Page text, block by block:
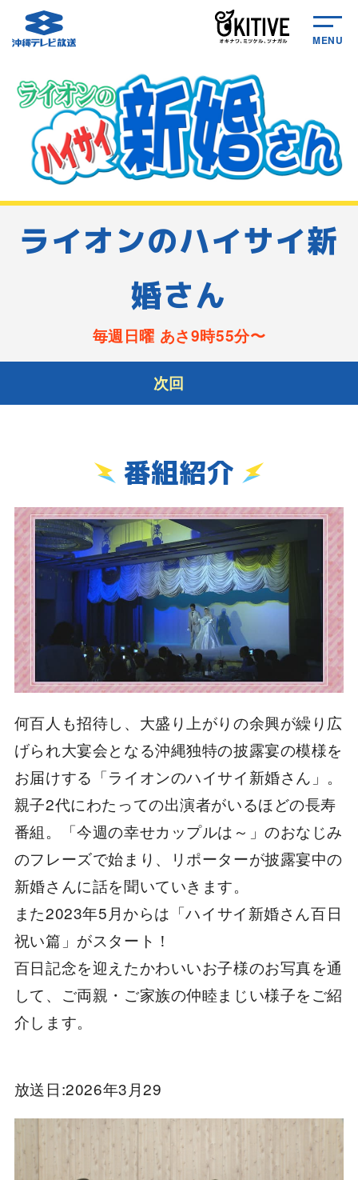
MENU
ライオンのハイサイ新
婚さん
毎週日曜 あさ9時55分〜
次回
番組紹介
何百人も招待し、大盛り上がりの余興が繰り広
げられ大宴会となる沖縄独特の披露宴の模様を
お届けする「ライオンのハイサイ新婚さん」。
親子2代にわたっての出演者がいるほどの長寿
番組。「今週の幸せカップルは～」のおなじみ
のフレーズで始まり、リポーターが披露宴中の
新婚さんに話を聞いていきます。
また2023年5月からは「ハイサイ新婚さん百日
祝い篇」がスタート！
百日記念を迎えたかわいいお子様のお写真を通
して、ご両親・ご家族の仲睦まじい様子をご紹
介します。
放送日:2026年3月29